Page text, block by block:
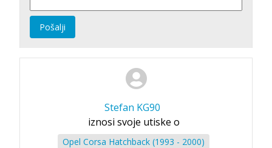
Pošalji
Stefan KG90
iznosi svoje utiske o
Opel Corsa Hatchback (1993 - 2000)